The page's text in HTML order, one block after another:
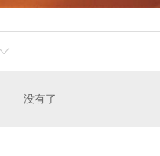
没有了